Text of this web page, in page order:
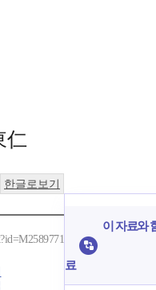
仁
한글로보기
이 자료와
료